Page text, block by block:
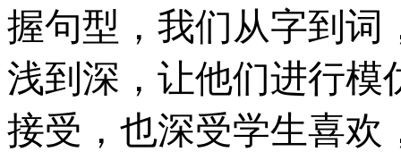
握句型，我们从字到词
浅到深，让他们进行
接受，也深受学生喜欢